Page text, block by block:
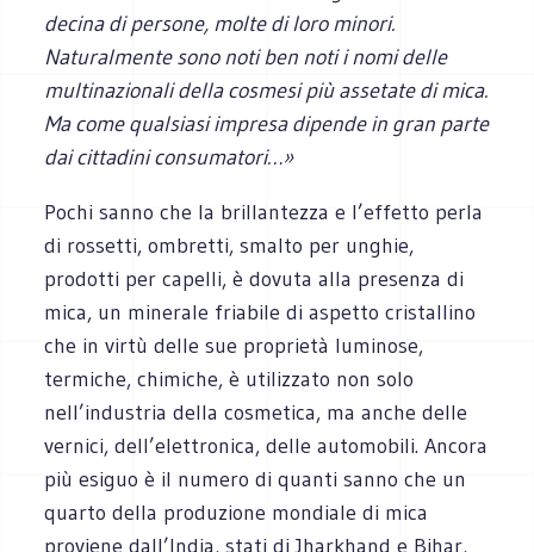
decina di persone, molte di loro minori.
Naturalmente sono noti ben noti i nomi delle
multinazionali della cosmesi più assetate di mica.
Ma come qualsiasi impresa dipende in gran parte
dai cittadini consumatori…»
Pochi sanno che la brillantezza e l’effetto perla
di rossetti, ombretti, smalto per unghie,
prodotti per capelli, è dovuta alla presenza di
mica, un minerale friabile di aspetto cristallino
che in virtù delle sue proprietà luminose,
termiche, chimiche, è utilizzato non solo
nell’industria della cosmetica, ma anche delle
vernici, dell’elettronica, delle automobili. Ancora
più esiguo è il numero di quanti sanno che un
quarto della produzione mondiale di mica
proviene dall’India, stati di Jharkhand e Bihar,